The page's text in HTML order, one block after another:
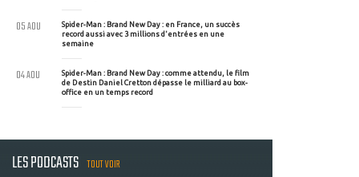
Spider-Man : Brand New Day : en France, un succès
record aussi avec 3 millions d'entrées en une
semaine
05 AOU
Spider-Man : Brand New Day : comme attendu, le film
de Destin Daniel Cretton dépasse le milliard au box-
office en un temps record
04 AOU
LES PODCASTS TOUT VOIR